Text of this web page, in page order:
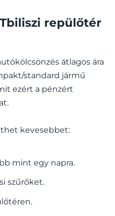
repülőtér
átlagos ára
standard jármű
ezért a pénzért
kevesebbet:
mint egy napra.
szűrőket.